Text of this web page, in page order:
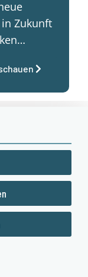
Zukunft